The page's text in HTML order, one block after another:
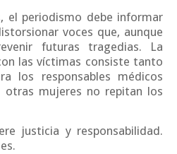
el periodismo debe informar
voces que, aunque
futuras tragedias. La
las víctimas consiste tanto
los responsables médicos
otras mujeres no repitan los
justicia y responsabilidad.